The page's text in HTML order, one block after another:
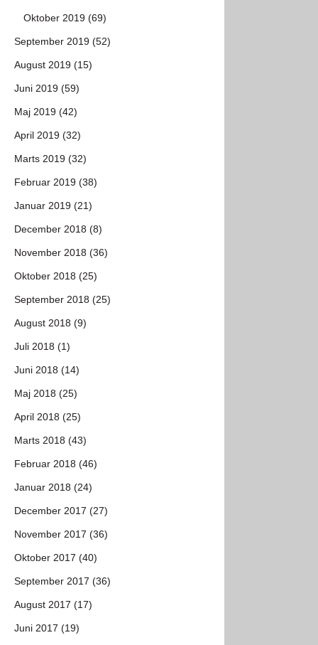
Oktober 2019 (69)
September 2019 (52)
August 2019 (15)
Juni 2019 (59)
Maj 2019 (42)
April 2019 (32)
Marts 2019 (32)
Februar 2019 (38)
Januar 2019 (21)
December 2018 (8)
November 2018 (36)
Oktober 2018 (25)
September 2018 (25)
August 2018 (9)
Juli 2018 (1)
Juni 2018 (14)
Maj 2018 (25)
April 2018 (25)
Marts 2018 (43)
Februar 2018 (46)
Januar 2018 (24)
December 2017 (27)
November 2017 (36)
Oktober 2017 (40)
September 2017 (36)
August 2017 (17)
Juni 2017 (19)